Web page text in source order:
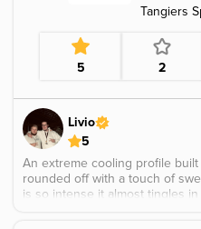
Tangiers
5 2
Livio
5
An extreme cooling profile
rounded off with a touch of
is so intense it almost tingles